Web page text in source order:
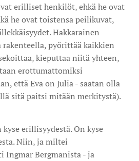
erilliset henkilöt, ehkä he ovat
he ovat toistensa peilikuvat,
Hakkarainen
pyörittää kaikkien
kieputtaa niitä yhteen,
erottumattomiksi
että Eva on Julia - saatan olla
sitä paitsi mitään merkitystä).
kyse erillisyydestä. On kyse
Niin, ja miltei
Ingmar Bergmanista - ja